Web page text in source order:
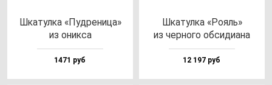
Шка­тул­ка «Пуд­ре­ни­ца»
из оник­са
1471 руб
Шка­тул­ка «Рояль»
из чер­но­го об­си­ди­ана
12 197 руб